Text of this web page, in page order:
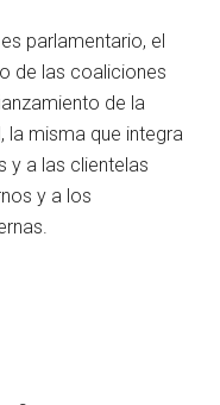
parlamentario, el
de las coaliciones
de la
la misma que integra
y a las clientelas
y a los